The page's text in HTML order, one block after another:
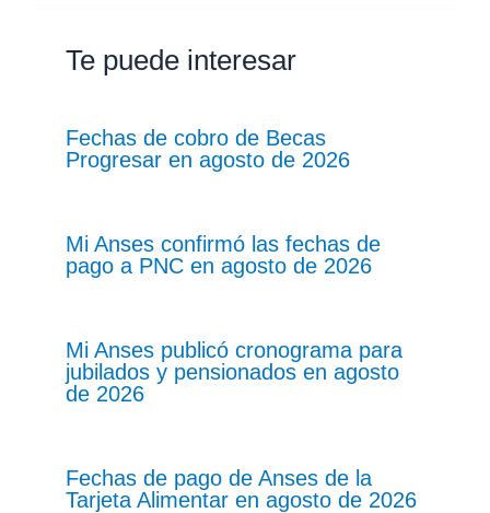
Te puede interesar
Fechas de cobro de Becas
Progresar en agosto de 2026
Mi Anses confirmó las fechas de
pago a PNC en agosto de 2026
Mi Anses publicó cronograma para
jubilados y pensionados en agosto
de 2026
Fechas de pago de Anses de la
Tarjeta Alimentar en agosto de 2026